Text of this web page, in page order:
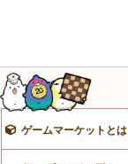
ゲームマーケットとは